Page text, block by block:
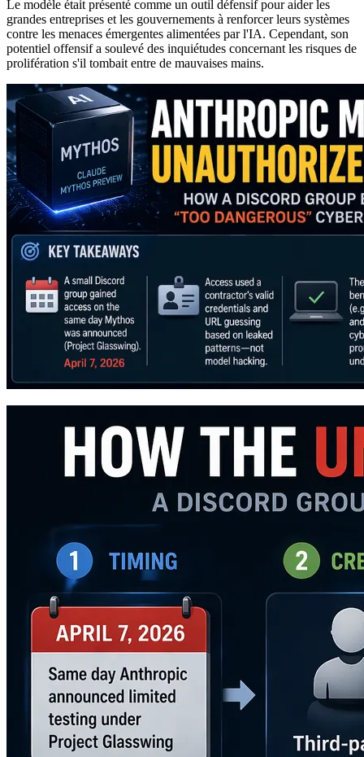
Le modèle était présenté comme un outil défensif pour aider les
grandes entreprises et les gouvernements à renforcer leurs systèmes
contre les menaces émergentes alimentées par l'IA. Cependant, son
potentiel offensif a soulevé des inquiétudes concernant les risques de
prolifération s'il tombait entre de mauvaises mains.